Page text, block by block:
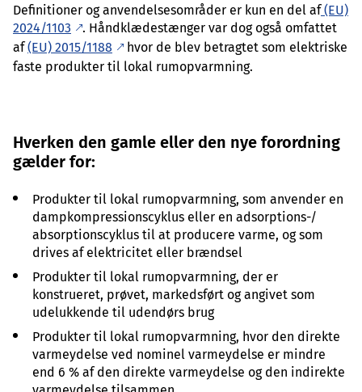
Definitioner og anvendelsesområder er kun en del af(EU)
2024/1103
. Håndklædestænger var dog også omfattet
af(EU) 2015/1188
hvor de blev betragtet som elektriske
faste produkter til lokal rumopvarmning.
Hverken den gamle eller den nye forordning
gælder for:
Produkter til lokal rumopvarmning, som anvender en
dampkompressionscyklus eller en adsorptions-/
absorptionscyklus til at producere varme, og som
drives af elektricitet eller brændsel
Produkter til lokal rumopvarmning, der er
konstrueret, prøvet, markedsført og angivet som
udelukkende til udendørs brug
Produkter til lokal rumopvarmning, hvor den direkte
varmeydelse ved nominel varmeydelse er mindre
end 6 % af den direkte varmeydelse og den indirekte